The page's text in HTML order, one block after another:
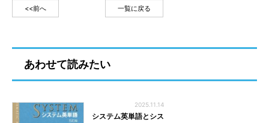
<<前へ 一覧に戻る
あわせて読みたい
2025.11.14
システム英単語とシス